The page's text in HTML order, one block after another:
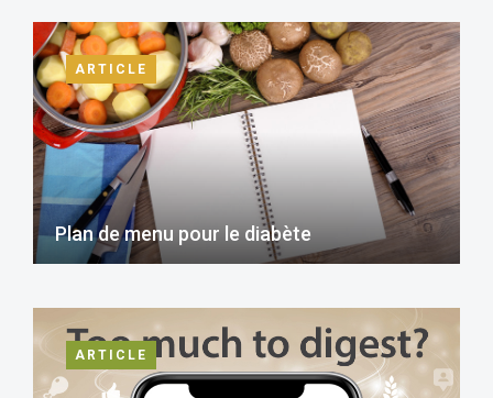
ARTICLE
Plan de menu pour le diabète
ARTICLE